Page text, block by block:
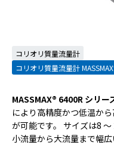
コリオリ質量流量計
コリオリ質量流量計
MASSMAX® 6400R シリー
により高精度かつ低温か
が可能です。 サイズは8
小流量から大流量まで幅